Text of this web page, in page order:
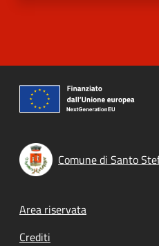
Comune di Santo
Footer menu
Area riservata
Crediti